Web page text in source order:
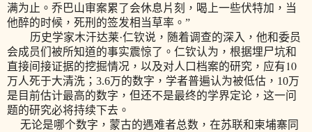
满为止。乔巴山审案累了会休息片刻，喝上一些伏特加，当
他醉的时候，死刑的签发相当草率。”
历史学家木汗达莱·仁钦说，随着调查的深入，他和委员
会成员们被所知道的事实震惊了。仁钦认为，根据埋尸坑和
直接间接证据的挖掘情况，以及对人口档案的研究，应有10
万人死于大清洗；3.6万的数字，学者普遍认为被低估，10万
是目前估计最高的数字，但还不是最终的学界定论，这一问
题的研究必将持续下去。
无论是哪个数字，蒙古的遇难者总数，在苏联和柬埔寨同